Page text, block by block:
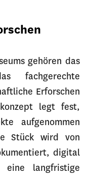
gehören das
fachgerechte
Erforschen
legt fest,
aufgenommen
Stück wird von
digital
eine langfristige